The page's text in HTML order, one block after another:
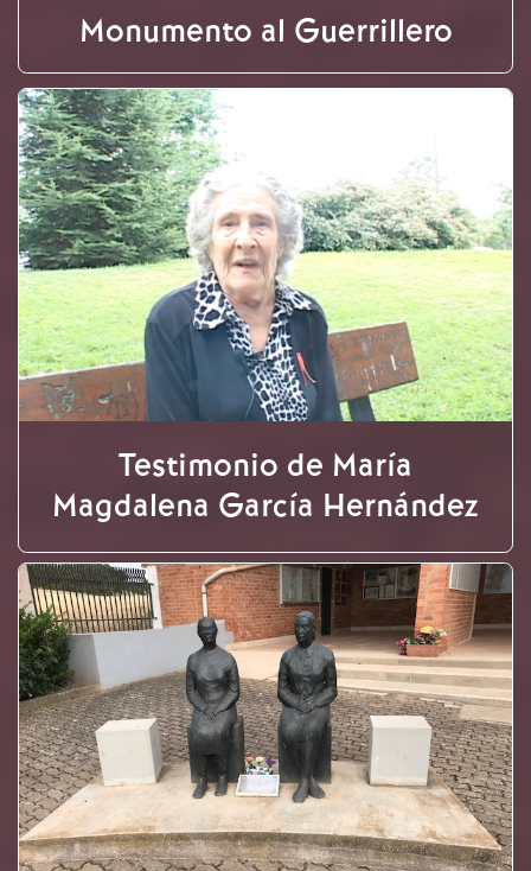
Monumento al Guerrillero
Testimonio de María
Magdalena García Hernández